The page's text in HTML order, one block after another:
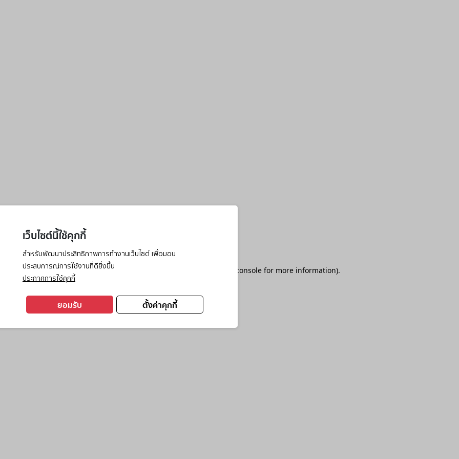
เว็บไซต์นี้ใช้คุกกี้
สำหรับพัฒนาประสิทธิภาพการทำงานเว็บไซต์ เพื่อมอบ
ประสบการณ์การใช้งานที่ดียิ่งขึ้น
ประกาศการใช้คุกกี้
ตั้งค่าคุกกี้
ยอมรับ
has occurred while loading browser console for more information).